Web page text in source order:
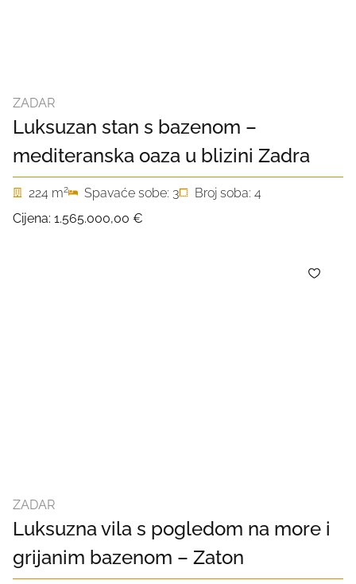
ZADAR
Luksuzan stan s bazenom –
mediteranska oaza u blizini Zadra
224 m2 Spavaće sobe: 3
Broj soba: 4
Cijena: 1.565.000,00 €
ZADAR
Luksuzna vila s pogledom na more i
grijanim bazenom – Zaton